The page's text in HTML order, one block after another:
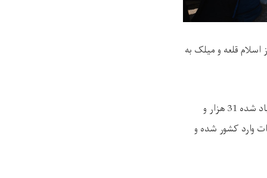
از دو مرز اسلام قلعه و میلک به
بر بنیاد گزارش‌های نمایندگی‌های وزارت امور مهاجرین و عودت کنندگان در مرزها، از میان آماریاد شده 31 هزار و
قلعه ولایت هرات وارد کشور شده و